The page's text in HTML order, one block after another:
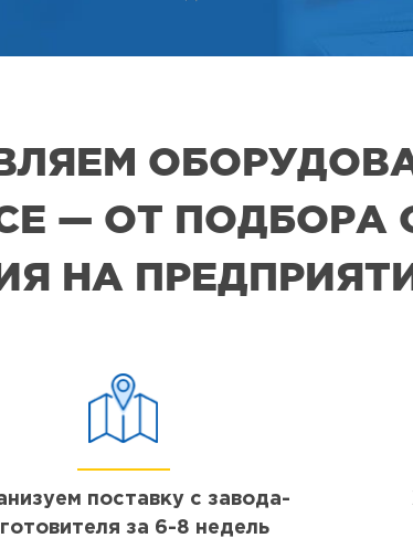
— ОТ
НА
поставку с завода-
за 6-8 недель